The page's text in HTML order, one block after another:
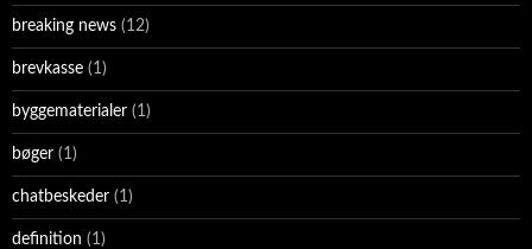
breaking news (12)
brevkasse (1)
byggematerialer (1)
bøger (1)
chatbeskeder (1)
definition (1)